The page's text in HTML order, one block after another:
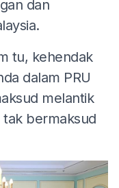
dan
tu, kehendak
dalam PRU
melantik
tak bermaksud